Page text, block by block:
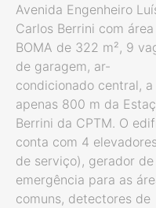
Avenida Engenheiro
Carlos Berrini com área
BOMA de 322 m², 9
de garagem, ar-
condicionado central, a
apenas 800 m da
Berrini da CPTM. O
conta com 4
de serviço), gerador de
emergência para as
comuns, detectores de